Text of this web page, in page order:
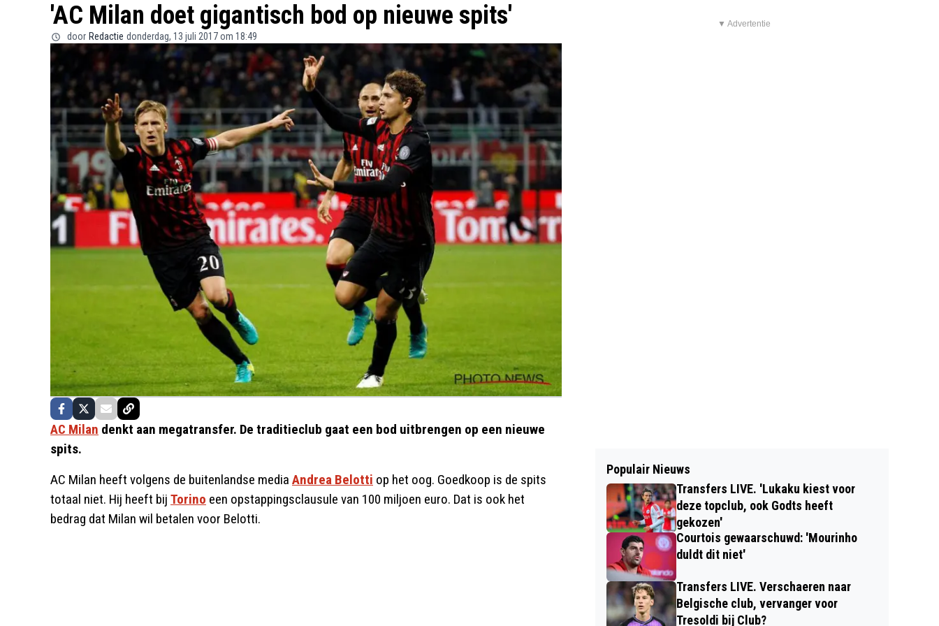
'AC Milan doet gigantisch bod op nieuwe spits'
door Redactie donderdag, 13 juli 2017 om 18:49
AC Milan denkt aan megatransfer. De traditieclub gaat een bod uitbrengen op een nieuwe
spits.
AC Milan heeft volgens de buitenlandse media Andrea Belotti op het oog. Goedkoop is de spits
totaal niet. Hij heeft bij Torino een opstappingsclausule van 100 miljoen euro. Dat is ook het
bedrag dat Milan wil betalen voor Belotti.
▼ Advertentie
Populair Nieuws
Transfers LIVE. 'Lukaku kiest voor
deze topclub, ook Godts heeft
gekozen'
Courtois gewaarschuwd: 'Mourinho
duldt dit niet'
Transfers LIVE. Verschaeren naar
Belgische club, vervanger voor
Tresoldi bij Club?